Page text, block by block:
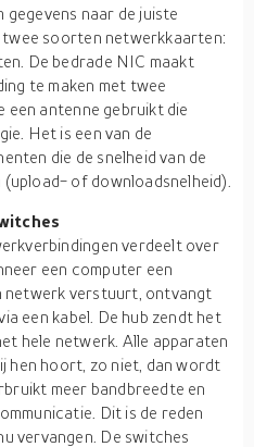
gegevens naar de juiste
twee soorten netwerkkaarten:
De bedrade NIC maakt
te maken met twee
een antenne gebruikt die
Het is een van de
die de snelheid van de
of downloadsnelheid).
verdeelt over
een computer een
netwerk verstuurt, ontvangt
een kabel. De hub zendt het
hele netwerk. Alle apparaten
hen hoort, zo niet, dan wordt
meer bandbreedte en
Dit is de reden
vervangen. De switches